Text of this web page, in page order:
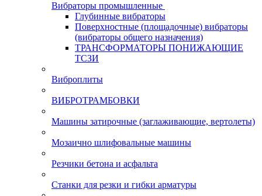
Вибраторы промышленные
Глубинные вибраторы
Поверхностные (площадочные) вибраторы
(вибраторы общего назначения)
ТРАНСФОРМАТОРЫ ПОНИЖАЮЩИЕ
ТСЗИ
Виброплиты
ВИБРОТРАМБОВКИ
Машины затирочные (заглаживающие, вертолеты)
Мозаично шлифовальные машины
Резчики бетона и асфальта
Станки для резки и гибки арматуры